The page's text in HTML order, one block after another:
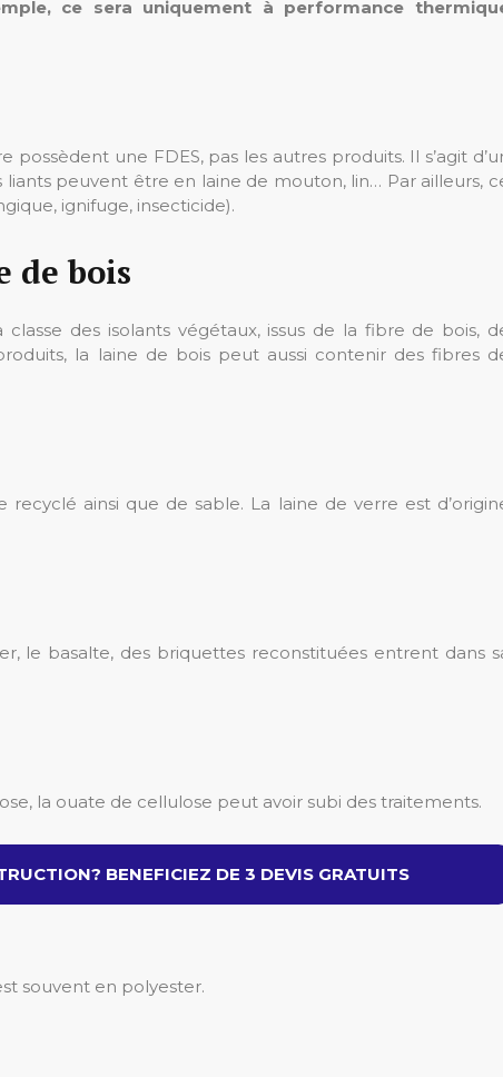
ce sera uniquement à performance
une FDES, pas les autres produits. Il s’agit
peuvent être en laine de mouton, lin… Par ailleurs,
ignifuge, insecticide).
de bois
classe des isolants végétaux, issus de la fibre de bois,
la laine de bois peut aussi contenir des fibres
ainsi que de sable. La laine de verre est
le basalte, des briquettes reconstituées entrent dans
la ouate de cellulose peut avoir subi des traitements.
BENEFICIEZ DE 3 DEVIS GRATUITS
souvent en polyester.